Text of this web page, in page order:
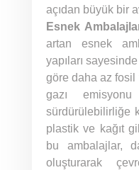
açıdan büyük bir
Esnek
artan esnek
yapıları
göre daha az fosil
gazı
sürdürülebilirliğe
plastik ve kağıt
bu ambalajlar,
oluşturarak